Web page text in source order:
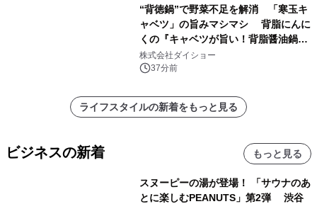
“背徳鍋”で野菜不足を解消 「寒玉キ
ャベツ」の旨みマシマシ 背脂にんに
くの『キャベツが旨い！背脂醤油鍋ス
ープ』発売
株式会社ダイショー
37分前
ライフスタイルの新着をもっと見る
ビジネスの新着 もっと見る
スヌーピーの湯が登場！ 「サウナのあ
とに楽しむPEANUTS」第2弾 渋谷